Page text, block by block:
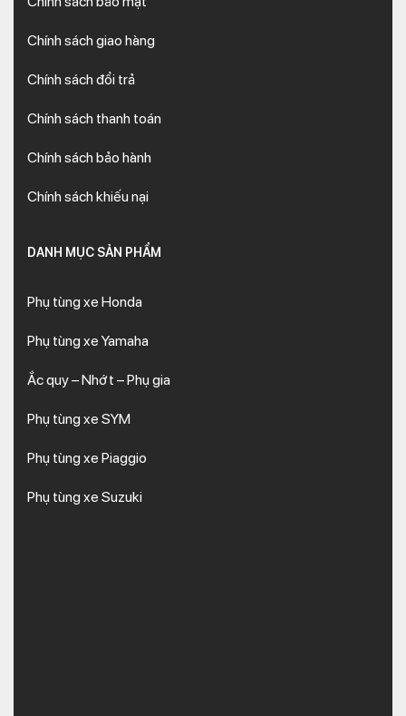
Chính sách giao hàng
Chính sách đổi trả
Chính sách thanh toán
Chính sách bảo hành
Chính sách khiếu nại
DANH MỤC SẢN PHẨM
Phụ tùng xe Honda
Phụ tùng xe Yamaha
Ắc quy – Nhớt – Phụ gia
Phụ tùng xe SYM
Phụ tùng xe Piaggio
Phụ tùng xe Suzuki